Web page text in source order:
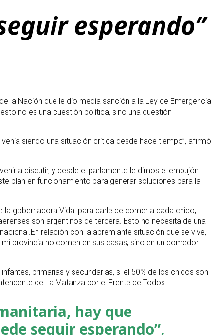
esperando”
la Nación que le dio media sanción a la Ley de Emergencia
no es una cuestión política, sino una cuestión
siendo una situación crítica desde hace tiempo”, afirmó
a discutir, y desde el parlamento le dimos el empujón
plan en funcionamiento para generar soluciones para la
gobernadora Vidal para darle de comer a cada chico,
son argentinos de tercera. Esto no necesita de una
relación con la apremiante situación que se vive,
provincia no comen en sus casas, sino en un comedor
primarias y secundarias, si el 50% de los chicos son
de La Matanza por el Frente de Todos.
hay que
seguir esperando”,